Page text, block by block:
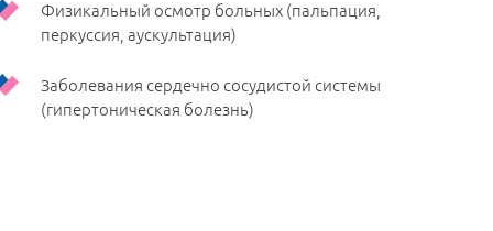
Физикальный осмотр больных (пальпация,
перкуссия, аускультация)
Заболевания сердечно сосудистой системы
(гипертоническая болезнь)